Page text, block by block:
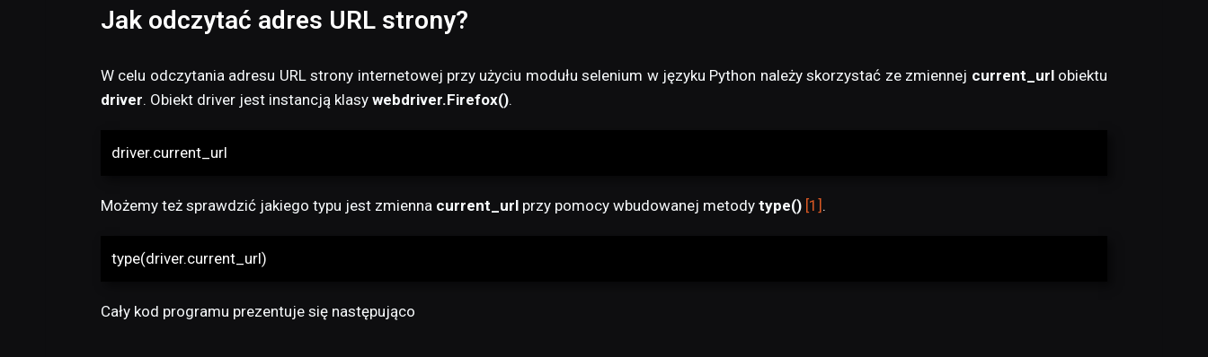
Jak odczytać adres URL strony?
W celu odczytania adresu URL strony internetowej przy użyciu modułu selenium w języku Python należy skorzystać ze zmiennej current_url obiektu
driver. Obiekt driver jest instancją klasy webdriver.Firefox().
driver.current_url
Możemy też sprawdzić jakiego typu jest zmienna current_url przy pomocy wbudowanej metody type() [1] .
type(driver.current_url)
Cały kod programu prezentuje się następująco